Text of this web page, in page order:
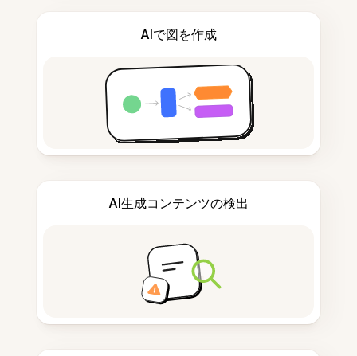
AIで図を作成
AI生成コンテンツの検出